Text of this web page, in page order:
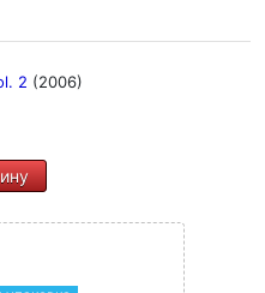
2 (2006)